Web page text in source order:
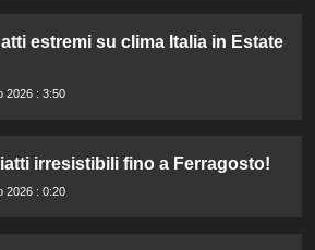
estremi su clima Italia in Estate
2026 : 3:50
irresistibili fino a Ferragosto!
2026 : 0:20